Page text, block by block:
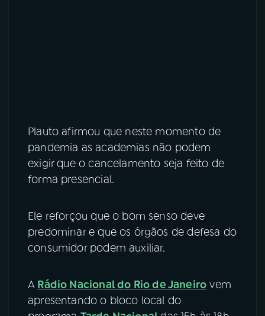
Plauto afirmou que neste momento de
pandemia as academias não podem
exigir que o cancelamento seja feito de
forma presencial.
Ele reforçou que o bom senso deve
predominar e que os órgãos de defesa do
consumidor podem auxiliar.
A Rádio Nacional do Rio de Janeiro vem
apresentando o bloco local do